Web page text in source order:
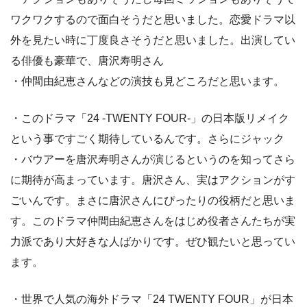
ワクワクするので面白そうだと思いました。恋愛ドラマ以
外を見たい時に丁度良さそうだと思いました。出演してい
る俳優も豪華で、唐沢寿明さん
・仲間由紀恵さんなどの演技も見どころだと思います。
・このドラマ「24 -TWENTY FOUR-」の日本版リメイク
という事ですごく期待しているんです。さらにジャック
・バウアーを唐沢寿明さんが演じるというのを知ってさら
に期待が高まっています。唐沢さん、実はアクションがす
ごいんです。まさに唐沢さんにぴったりの役柄だと思いま
す。このドラマ仲間由紀恵さんをはじめ役者さんたちが実
力派であり大好きな人ばかりです。ぜひ観たいと思ってい
ます。
・世界で人気の海外ドラマ「24 TWENTY FOUR」が日本